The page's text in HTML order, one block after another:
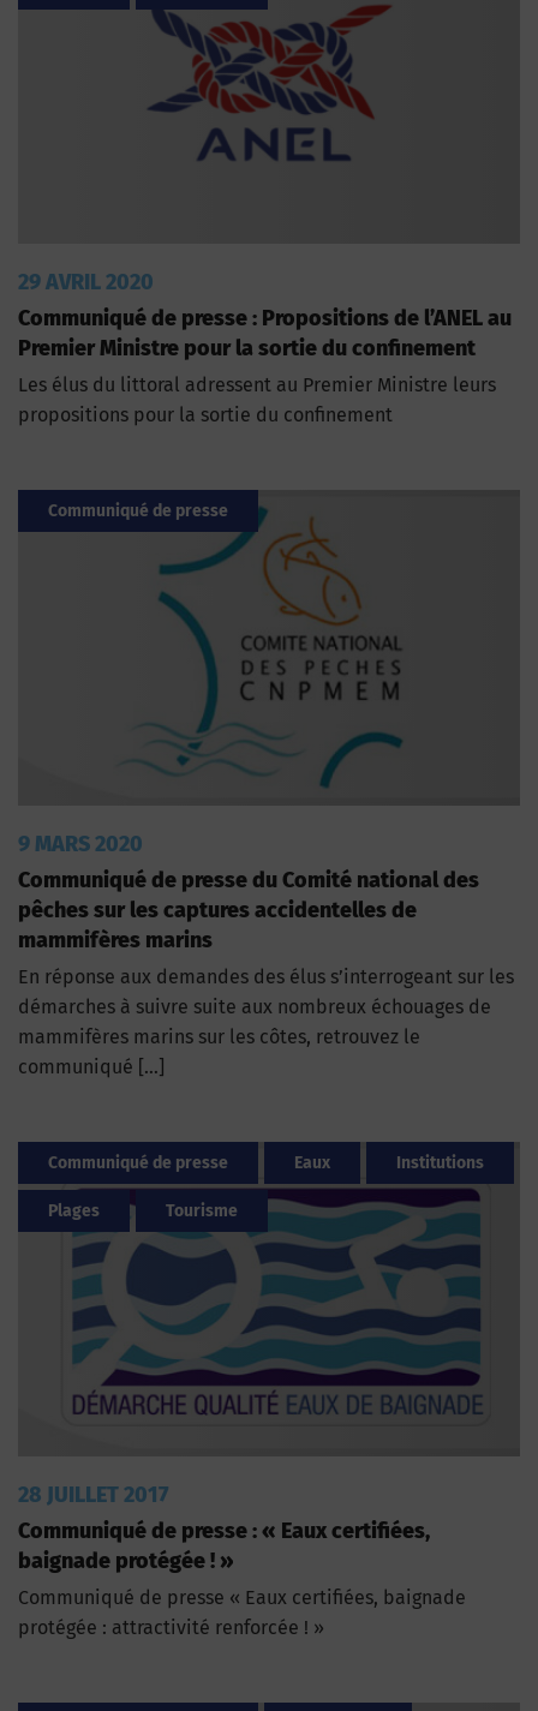
29 AVRIL 2020
Communiqué de presse : Propositions de l’ANEL au
Premier Ministre pour la sortie du confinement
Les élus du littoral adressent au Premier Ministre leurs
propositions pour la sortie du confinement
Communiqué de presse
9 MARS 2020
Communiqué de presse du Comité national des
pêches sur les captures accidentelles de
mammifères marins
En réponse aux demandes des élus s’interrogeant sur les
démarches à suivre suite aux nombreux échouages de
mammifères marins sur les côtes, retrouvez le
communiqué […]
Communiqué de presse Eaux Institutions
Plages Tourisme
28 JUILLET 2017
Communiqué de presse : « Eaux certifiées,
baignade protégée ! »
Communiqué de presse « Eaux certifiées, baignade
protégée : attractivité renforcée ! »